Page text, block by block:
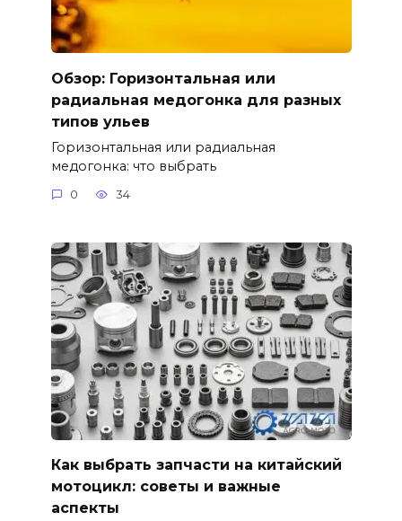
Обзор: Горизонтальная или
радиальная медогонка для разных
типов ульев
Горизонтальная или радиальная
медогонка: что выбрать
0 34
Как выбрать запчасти на китайский
мотоцикл: советы и важные
аспекты